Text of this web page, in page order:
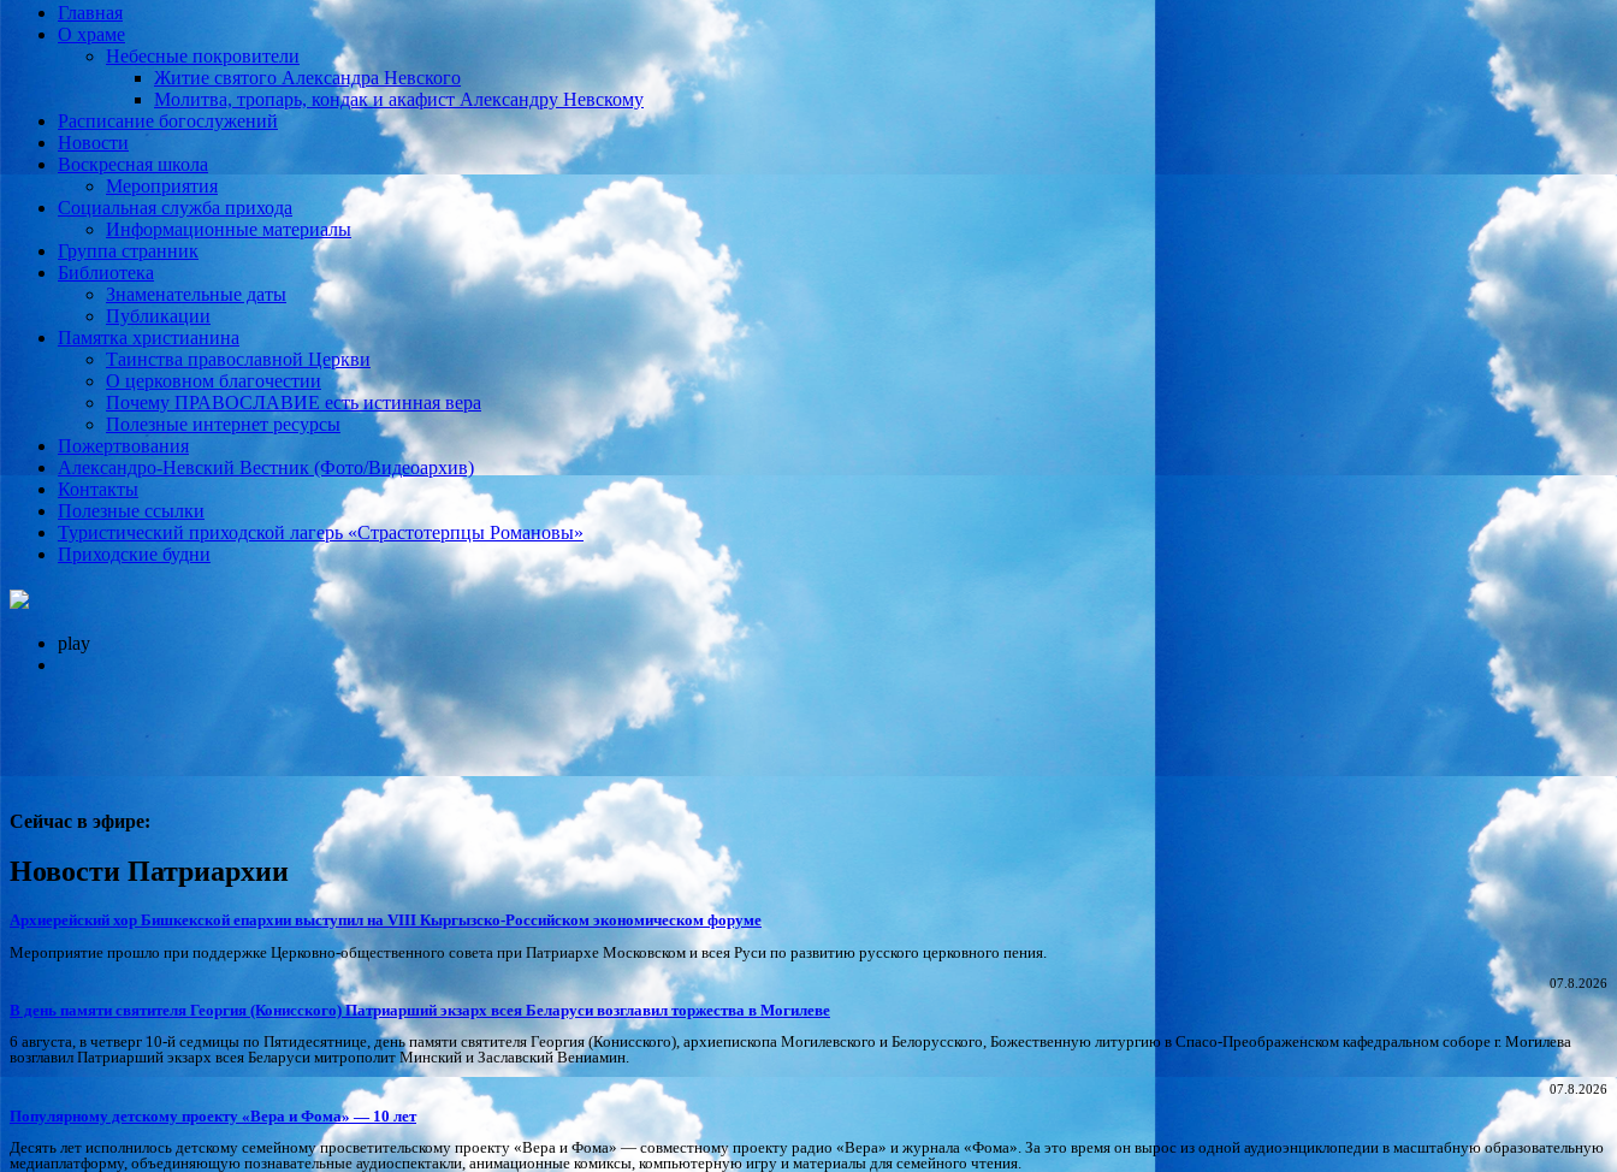
Главная
О храме
Небесные покровители
Житие святого Александра Невского
Молитва, тропарь, кондак и акафист Александру Невскому
Расписание богослужений
Новости
Воскресная школа
Мероприятия
Социальная служба прихода
Информационные материалы
Группа странник
Библиотека
Знаменательные даты
Публикации
Памятка христианина
Таинства православной Церкви
О церковном благочестии
Почему ПРАВОСЛАВИЕ есть истинная вера
Полезные интернет ресурсы
Пожертвования
Александро-Невский Вестник (Фото/Видеоархив)
Контакты
Полезные ссылки
Туристический приходской лагерь «Страстотерпцы Романовы»
Приходские будни
play
Сейчас в эфире:
Новости Патриархии
Архиерейский хор Бишкекской епархии выступил на VIII Кыргызско-Российском экономическом форуме
Мероприятие прошло при поддержке Церковно-общественного совета при Патриархе Московском и всея Руси по развитию русского церковного пения.
07.8.2026
В день памяти святителя Георгия (Конисского) Патриарший экзарх всея Беларуси возглавил торжества в Могилеве
6 августа, в четверг 10-й седмицы по Пятидесятнице, день памяти святителя Георгия (Конисского), архиепископа Могилевского и Белорусского, Божественную литургию в Спасо-Преображенском кафедральном соборе г. Могилева
возглавил Патриарший экзарх всея Беларуси митрополит Минский и Заславский Вениамин.
07.8.2026
Популярному детскому проекту «Вера и Фома» — 10 лет
Десять лет исполнилось детскому семейному просветительскому проекту «Вера и Фома» — совместному проекту радио «Вера» и журнала «Фома». За это время он вырос из одной аудиоэнциклопедии в масштабную образовательную
медиаплатформу, объединяющую познавательные аудиоспектакли, анимационные комиксы, компьютерную игру и материалы для семейного чтения.